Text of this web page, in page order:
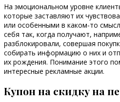
На эмоциональном уровне
которые заставляют их
или особенными в каком-то
себя так, когда получают,
разблокировали, совершая
собирать информацию о них и
их рождения. Понимание этого
интересные рекламные акции.
Купон на скидку на